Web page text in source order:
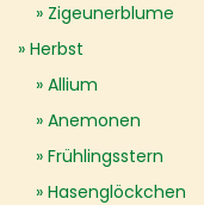
Zigeunerblume
Herbst
Allium
Anemonen
Frühlingsstern
Hasenglöckchen